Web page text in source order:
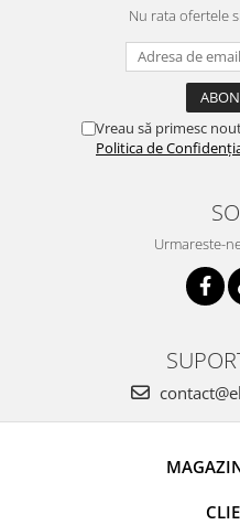
Nu rata ofertele
Vreau să primesc
Politica de
Urmareste-